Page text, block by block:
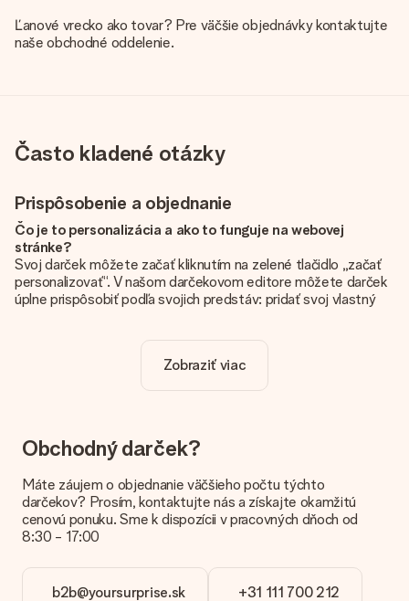
Ľanové vrecko ako tovar? Pre väčšie objednávky kontaktujte
naše obchodné oddelenie.
Často kladené otázky
Prispôsobenie a objednanie
Čo je to personalizácia a ako to funguje na webovej
stránke?
Svoj darček môžete začať kliknutím na zelené tlačidlo „začať
personalizovať“. V našom darčekovom editore môžete darček
úplne prispôsobiť podľa svojich predstáv: pridať svoj vlastný
Je personalizácia zahrnutá v cene?
Cena uvedená na webovej stránke zahŕňa personalizáciu Vášho
Ako zistím, či má môj obrázok správnu kvalitu?
Chceme sa uistiť, že ste so svojím darčekom úplne spokojní.
ste istí kvalitou obrázka, kontaktujte náš tím služieb
zákazníkom a priložte svoju fotografiu spolu s darčekom, ktorý
máte záujem objednať. Oni potom môžu skontrolovať kvalitu
za vás!
Aké formáty môžem odovzdať?
Nahrajete súbory JPG a PNG do nášho editora. Je to príliš
Zobraziť viac
Obchodný darček?
Máte záujem o objednanie väčšieho počtu týchto
darčekov? Prosím, kontaktujte nás a získajte okamžitú
cenovú ponuku. Sme k dispozícii v pracovných dňoch od
8:30 - 17:00
b2b@yoursurprise.sk +31 111 700 212